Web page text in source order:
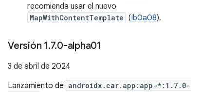
recomienda usar el nuevo
MapWithContentTemplate (Ib0a08).
Versión 1.7.0-alpha01
3 de abril de 2024
Lanzamiento de androidx.car.app:app-*:1.7.0-